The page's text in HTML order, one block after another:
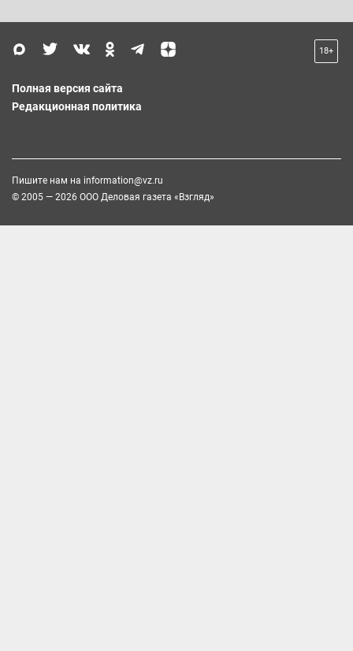
18+
Полная версия сайта
Редакционная политика
Пишите нам на information@vz.ru
© 2005 — 2026 ООО Деловая газета «Взгляд»